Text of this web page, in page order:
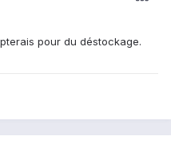
pour du déstockage.